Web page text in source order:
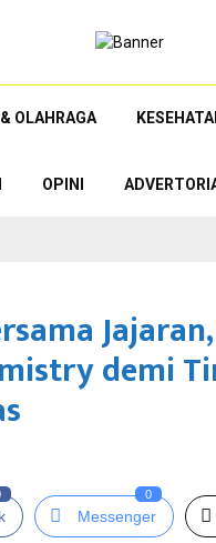
OLAHRAGA
OPINI
demi
Messenger
0